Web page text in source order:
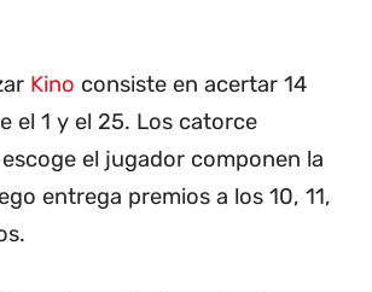
Kino consiste en acertar 14
el 1 y el 25. Los catorce
el jugador componen la
entrega premios a los 10, 11,